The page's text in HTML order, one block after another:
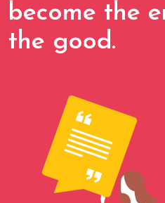
become the
the good.